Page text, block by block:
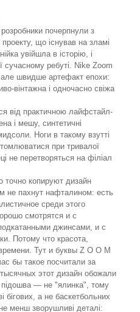
розробники почерпнули з
що існував на зламі
увійшла в історію, і
сучасному ребуті. Nike Zoom
швидше артефакт епохи:
вінтажна і одночасно свіжа
від практичною лайфстайл-
і мешу, синтетичні
Ноги в такому взутті
при тривалої
не перетворяться на філіал
копируют дизайн
не пахнут нафталином: есть
среди этого
смотрятся и с
джинсами, и с
Потому что красота,
Тут и буквы Z O O M
бы такое посчитали за
этот дизайн обожали
— не "ялинка", тому
а не баскетбольних
не менш зворушливі деталі: